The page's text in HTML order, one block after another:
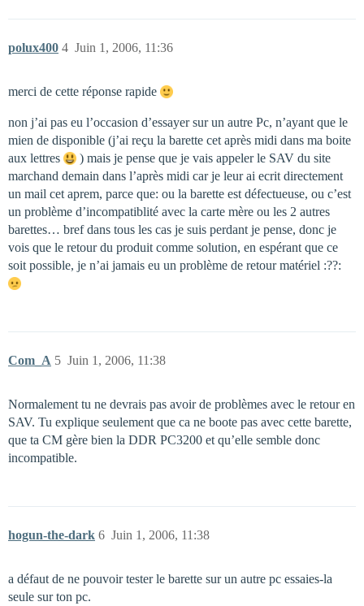
polux400 Juin 1, 2006, 11:36
4
merci de cette réponse rapide
non j’ai pas eu l’occasion d’essayer sur un autre Pc, n’ayant que le
mien de disponible (j’ai reçu la barette cet après midi dans ma boite
aux lettres
) mais je pense que je vais appeler le SAV du site
marchand demain dans l’après midi car je leur ai ecrit directement
un mail cet aprem, parce que: ou la barette est défectueuse, ou c’est
un problème d’incompatiblité avec la carte mère ou les 2 autres
barettes… bref dans tous les cas je suis perdant je pense, donc je
vois que le retour du produit comme solution, en espérant que ce
soit possible, je n’ai jamais eu un problème de retour matériel :??:
Com_A Juin 1, 2006, 11:38
5
Normalement tu ne devrais pas avoir de problèmes avec le retour en
SAV. Tu explique seulement que ca ne boote pas avec cette barette,
que ta CM gère bien la DDR PC3200 et qu’elle semble donc
incompatible.
hogun-the-dark Juin 1, 2006, 11:38
6
a défaut de ne pouvoir tester le barette sur un autre pc essaies-la
seule sur ton pc.